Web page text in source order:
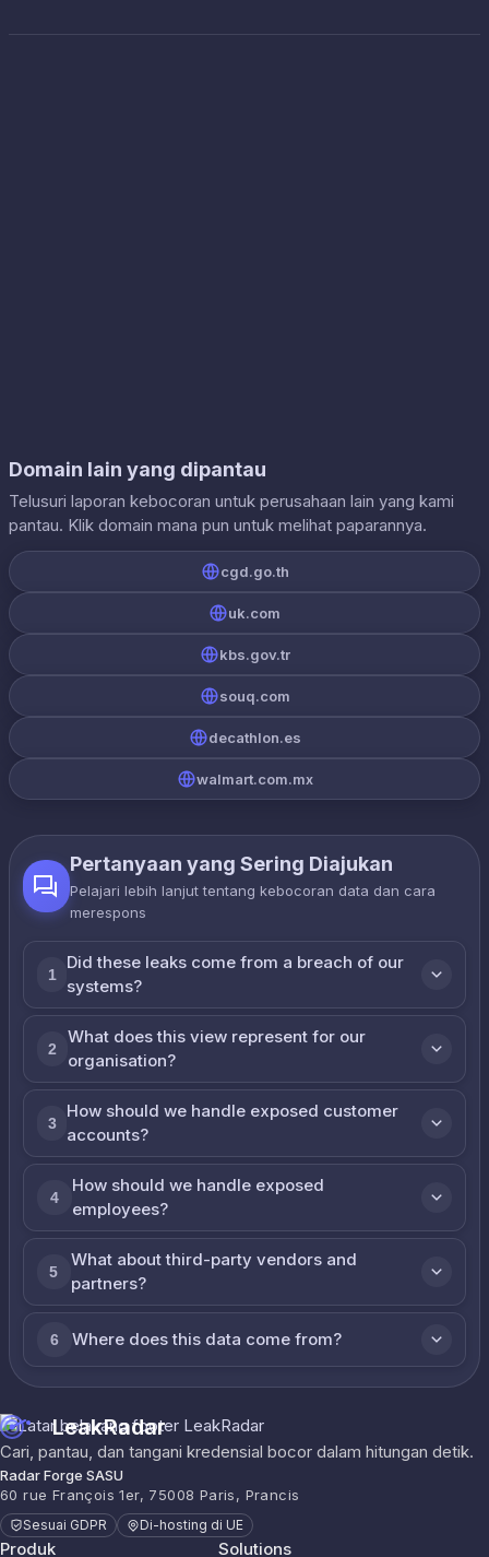
Domain lain yang dipantau
Telusuri laporan kebocoran untuk perusahaan lain yang kami
pantau. Klik domain mana pun untuk melihat paparannya.
cgd.go.th
uk.com
kbs.gov.tr
souq.com
decathlon.es
walmart.com.mx
Pertanyaan yang Sering Diajukan
Pelajari lebih lanjut tentang kebocoran data dan cara
merespons
1
Did these leaks come from a breach of our
systems?
2
What does this view represent for our
organisation?
3
How should we handle exposed customer
accounts?
4
How should we handle exposed
employees?
5
What about third-party vendors and
partners?
6 Where does this data come from?
LeakRadar
Cari, pantau, dan tangani kredensial bocor dalam hitungan detik.
Radar Forge SASU
60 rue François 1er, 75008 Paris, Prancis
Sesuai GDPR Di-hosting di UE
Produk Solutions